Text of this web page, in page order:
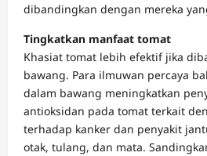
dibandingkan dengan mereka
Tingkatkan manfaat tomat
Khasiat tomat lebih efektif jika
bawang. Para ilmuwan percaya
dalam bawang meningkatkan
antioksidan pada tomat terkait
terhadap kanker dan penyakit
otak, tulang, dan mata.